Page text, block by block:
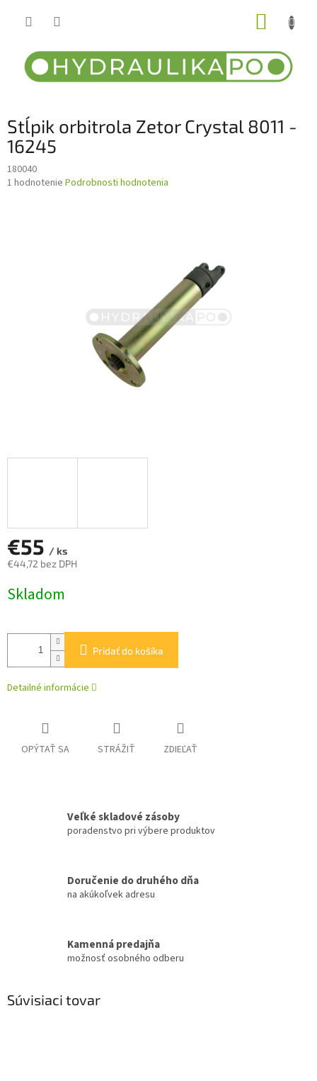
Stĺpik orbitrola Zetor Crystal 8011 -
16245
180040
Priemerné
1 hodnotenie Podrobnosti hodnotenia
€55 / ks
€44,72 bez DPH
cena:
Skladom
Pridať do košíka
Detailné informácie
OPÝTAŤ SA STRÁŽIŤ ZDIEĽAŤ
Veľké skladové zásoby
poradenstvo pri výbere produktov
Doručenie do druhého dňa
na akúkoľvek adresu
Kamenná predajňa
možnosť osobného odberu
Súvisiaci tovar